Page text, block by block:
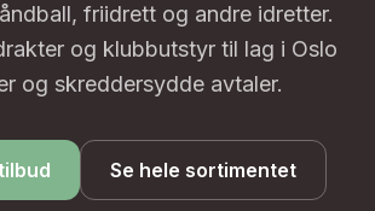
friidrett og andre idretter.
og klubbutstyr til lag i Oslo
og skreddersydde avtaler.
Se hele sortimentet